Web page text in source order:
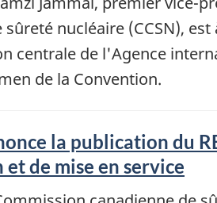
sûreté nucléaire (CCSN),
centrale de l'Agence
de la Convention.
la publication du
de mise en service